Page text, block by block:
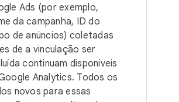
Ads (por exemplo,
da campanha, ID do
de anúncios) coletadas
de a vinculação ser
continuam disponíveis
Analytics. Todos os
novos para essas